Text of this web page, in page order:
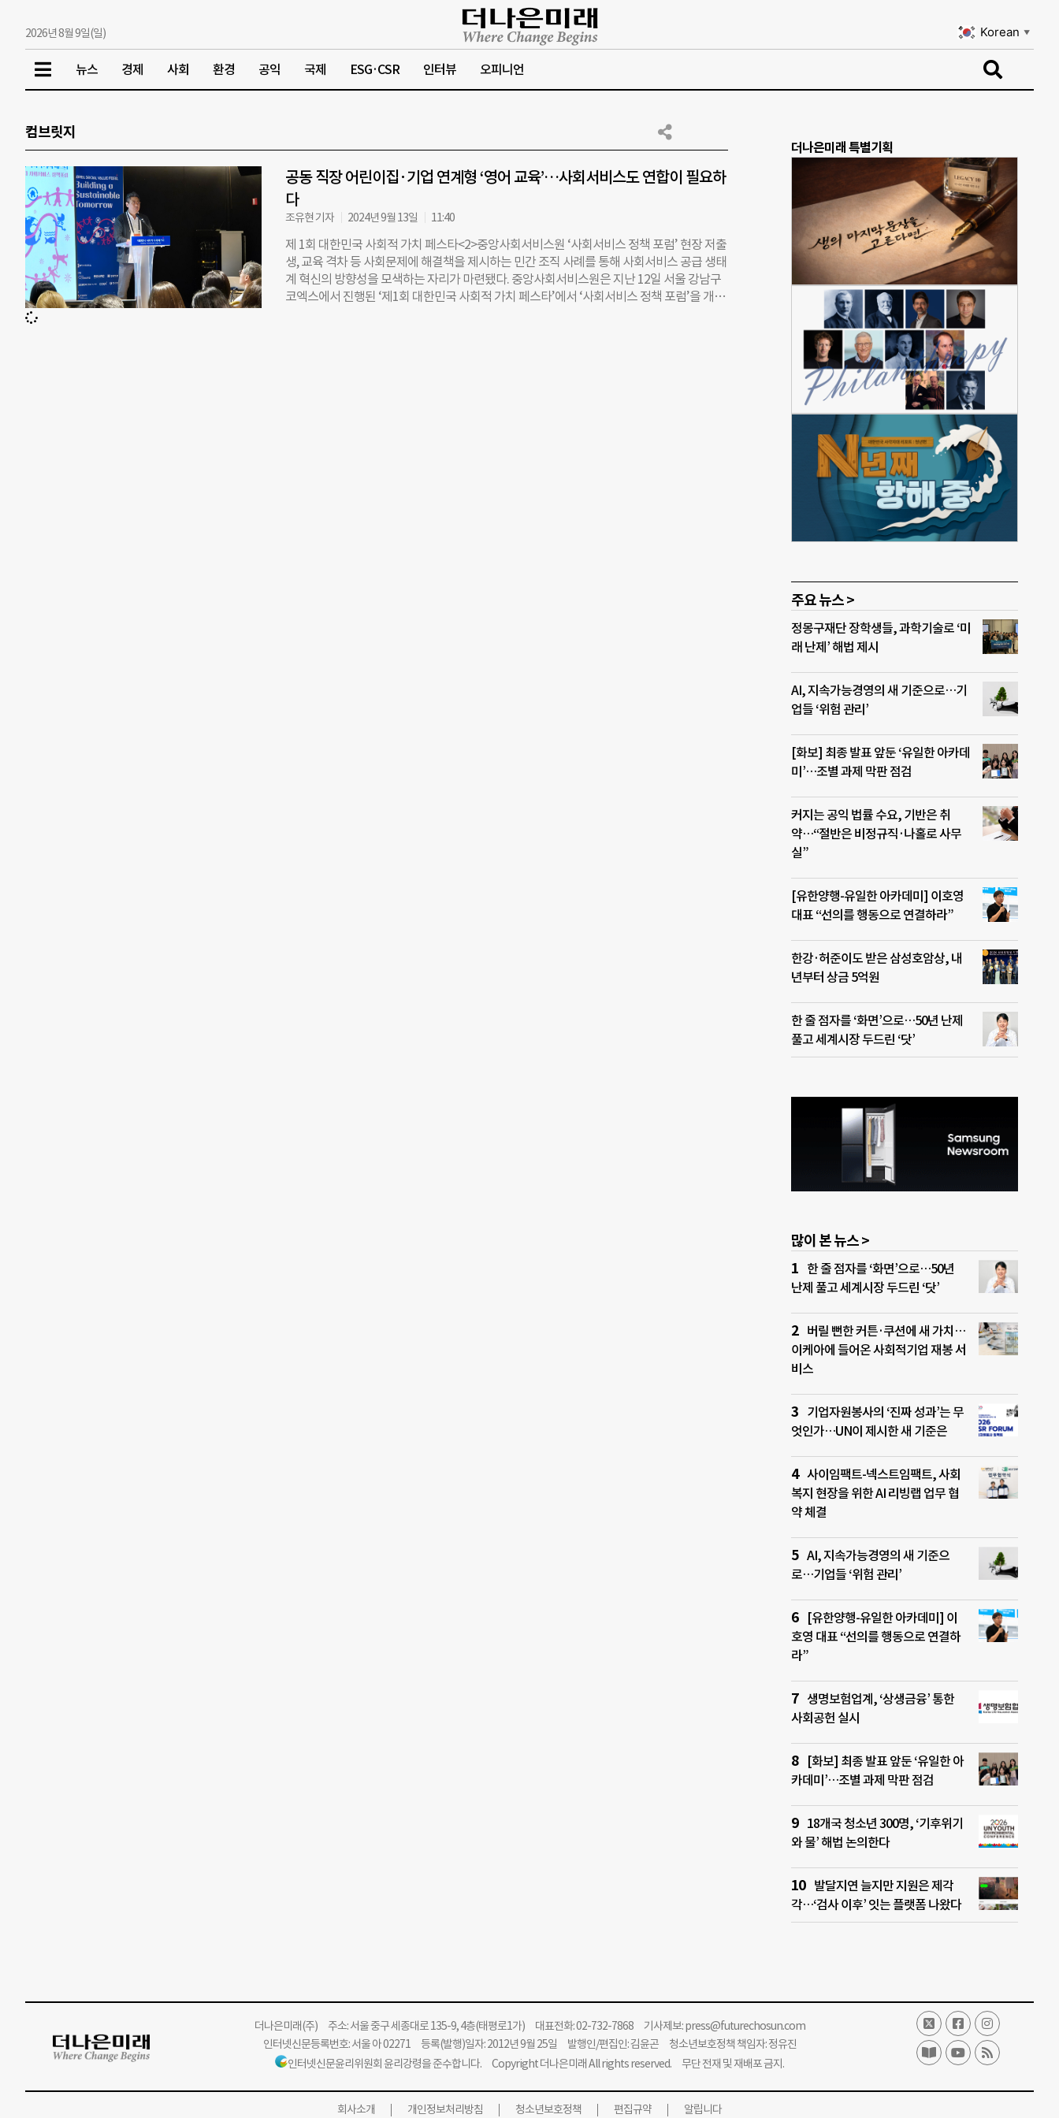
2026년 8월 9일(일) Korean ▼
뉴스 경제 사회 환경 공익 국제 ESG·CSR 인터뷰 오피니언
컴브릿지
공동 직장 어린이집·기업 연계형 ‘영어 교육’…사회서비스도 연합이 필요하
다
조유현 기자 2024년 9월 13일 11:40
제 1회 대한민국 사회적 가치 페스타<2>중앙사회서비스원 ‘사회서비스 정책 포럼’ 현장 저출
생, 교육 격차 등 사회문제에 해결책을 제시하는 민간 조직 사례를 통해 사회서비스 공급 생태
계 혁신의 방향성을 모색하는 자리가 마련됐다. 중앙사회서비스원은 지난 12일 서울 강남구
코엑스에서 진행된 ‘제1회 대한민국 사회적 가치 페스타’에서 ‘사회서비스 정책 포럼’을 개최
더나은미래 특별기획
주요 뉴스 >
정몽구재단 장학생들, 과학기술로 ‘미
래 난제’ 해법 제시
AI, 지속가능경영의 새 기준으로…기
업들 ‘위험 관리’
[화보] 최종 발표 앞둔 ‘유일한 아카데
미’…조별 과제 막판 점검
커지는 공익 법률 수요, 기반은 취
약…“절반은 비정규직·나홀로 사무
실”
[유한양행-유일한 아카데미] 이호영
대표 “선의를 행동으로 연결하라”
한강·허준이도 받은 삼성호암상, 내
년부터 상금 5억원
한 줄 점자를 ‘화면’으로…50년 난제
풀고 세계시장 두드린 ‘닷’
많이 본 뉴스 >
한 줄 점자를 ‘화면’으로…50년
난제 풀고 세계시장 두드린 ‘닷’
버릴 뻔한 커튼·쿠션에 새 가치…
이케아에 들어온 사회적기업 재봉 서
비스
기업자원봉사의 ‘진짜 성과’는 무
엇인가…UN이 제시한 새 기준은
사이임팩트-넥스트임팩트, 사회
복지 현장을 위한 AI 리빙랩 업무 협
약 체결
AI, 지속가능경영의 새 기준으
로…기업들 ‘위험 관리’
[유한양행-유일한 아카데미] 이
호영 대표 “선의를 행동으로 연결하
라”
생명보험업계, ‘상생금융’ 통한
사회공헌 실시
[화보] 최종 발표 앞둔 ‘유일한 아
카데미’…조별 과제 막판 점검
18개국 청소년 300명, ‘기후위기
와 물’ 해법 논의한다
발달지연 늘지만 지원은 제각
각…‘검사 이후’ 잇는 플랫폼 나왔다
더나은미래(주)주소: 서울 중구 세종대로 135-9, 4층(태평로1가) 대표전화: 02-732-7868 기사제보:press@futurechosun.com
인터넷신문등록번호: 서울 아 02271 등록(발행)일자: 2012년 9월 25일 발행인/편집인: 김윤곤 청소년보호정책 책임자: 정유진
인터넷신문윤리위원회 윤리강령을 준수합니다. Copyright 더나은미래 All rights reserved. 무단 전재 및 재배포 금지.
회사소개 개인정보처리방침 청소년보호정책 편집규약 알립니다